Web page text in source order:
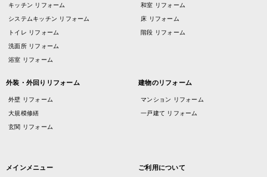
キッチン リフォーム
システムキッチン リフォーム
トイレ リフォーム
洗面所 リフォーム
浴室 リフォーム
和室 リフォーム
床 リフォーム
階段 リフォーム
外装・外回りリフォーム
外壁 リフォーム
大規模修繕
玄関 リフォーム
建物のリフォーム
マンション リフォーム
一戸建て リフォーム
メインメニュー ご利用について